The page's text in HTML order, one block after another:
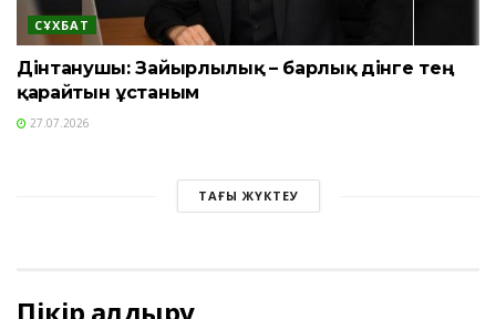
СҰХБАТ
Дінтанушы: Зайырлылық – барлық дінге тең
қарайтын ұстаным
27.07.2026
ТАҒЫ ЖҮКТЕУ